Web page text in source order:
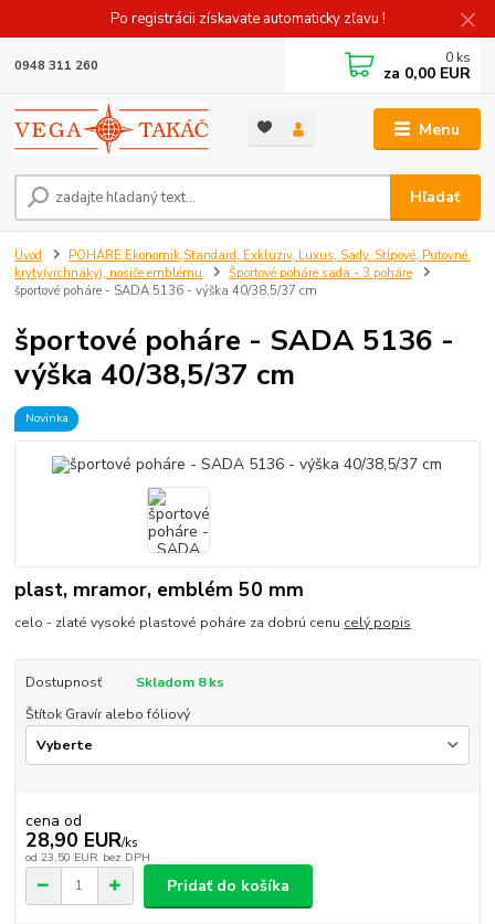
Po registrácii získavate automaticky zľavu !
Menu
Hľadať
0948 311 260 0 ks
za 0,00 EUR
Úvod
POHÁRE Ekonomik,Standard, Exkluziv, Luxus, Sady. Stĺpové, Putovné.
kryty(vrchnáky), nosiče emblému
Športové poháre sada - 3 poháre
športové poháre - SADA 5136 - výška 40/38,5/37 cm
športové poháre - SADA 5136 -
výška 40/38,5/37 cm
Novinka
plast, mramor, emblém 50 mm
celo - zlaté vysoké plastové poháre za dobrú cenu celý popis
Dostupnosť
Skladom 8 ks
Štítok Gravír alebo fóliový
cena od
28,90 EUR/ks
od 23,50 EUR bez DPH
Pridať do košíka